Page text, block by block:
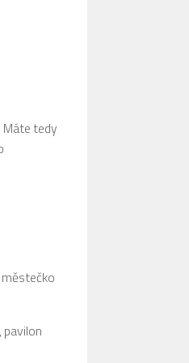
Máte tedy